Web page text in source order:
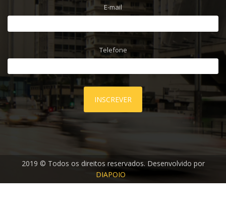
E-mail
Telefone
INSCREVER
2019 © Todos os direitos reservados. Desenvolvido por
DIAPOIO